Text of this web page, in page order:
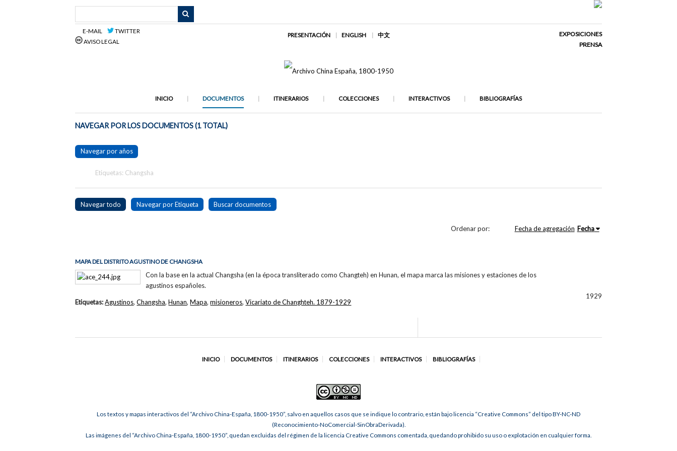
E-MAIL
TWITTER
AVISO LEGAL
PRESENTACIÓN ENGLISH 中文
EXPOSICIONES
PRENSA
INICIO DOCUMENTOS ITINERARIOS COLECCIONES INTERACTIVOS BIBLIOGRAFÍAS
NAVEGAR POR LOS DOCUMENTOS (1 TOTAL)
Navegar por años
Etiquetas: Changsha
Navegar todo Navegar por Etiqueta Buscar documentos
Ordenar por: Fecha de agregación Fecha
MAPA DEL DISTRITO AGUSTINO DE CHANGSHA
Con la base en la actual Changsha (en la época transliterado como Changteh) en Hunan, el mapa marca las misiones y estaciones de los
agustinos españoles.
1929
Etiquetas:Agustinos,Changsha,Hunan,Mapa,misioneros,Vicariato de Changhteh. 1879-1929
INICIO DOCUMENTOS ITINERARIOS COLECCIONES INTERACTIVOS BIBLIOGRAFÍAS
Los textos y mapas interactivos del “Archivo China-España, 1800-1950”, salvo en aquellos casos que se indique lo contrario, están bajo licencia “Creative Commons” del tipo BY-NC-ND
(Reconocimiento-NoComercial-SinObraDerivada).
Las imágenes del “Archivo China-España, 1800-1950”, quedan excluidas del régimen de la licencia Creative Commons comentada, quedando prohibido su uso o explotación en cualquier forma.